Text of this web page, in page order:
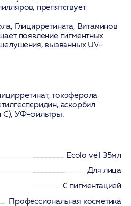
препятствует
Глицирретината, Витаминов
появление пигментных
вызванных UV-
токоферола
аскорбил
С), УФ-фильтры.
Ecolo veil 35мл
Для лица
С пигментацией
Профессиональная косметика